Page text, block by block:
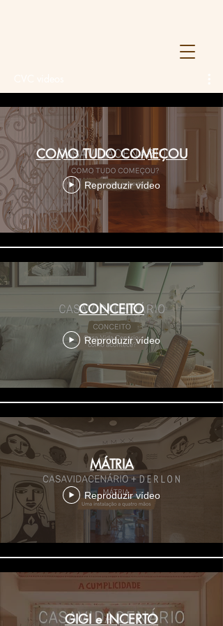
COMO TUDO COMEÇOU
Reproduzir vídeo
CONCEITO
Reproduzir vídeo
MÁTRIA
Reproduzir vídeo
GIGI e INCERTO